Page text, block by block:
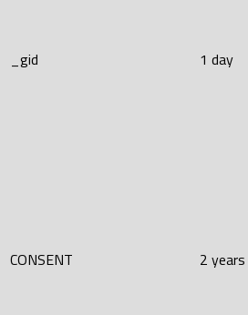
_gid 1 day
CONSENT 2 years